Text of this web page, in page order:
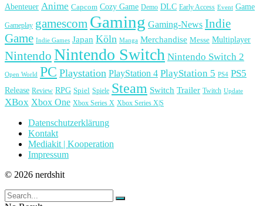
Abenteuer Anime Capcom Cozy Game Demo DLC Early Access Event Game
Gameplay gamescom Gaming Gaming-News Indie
Game Indie Games Japan Köln Manga Merchandise Messe Multiplayer
Nintendo Nintendo Switch Nintendo Switch 2
Open World PC Playstation PlayStation 4 PlayStation 5 PS4 PS5
Release Review RPG Spiel Spiele Steam Switch Trailer Twitch Update
XBox Xbox One Xbox Series X Xbox Series X|S
Datenschutzerklärung
Kontakt
Mediakit | Kooperation
Impressum
© 2026 nerdshit